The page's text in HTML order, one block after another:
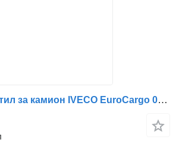
Пневматски вентил за камион IVECO EuroCargo 05.03 ->